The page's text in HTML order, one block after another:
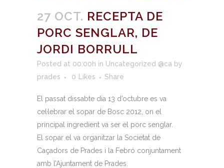
27 OCT. RECEPTA DE
PORC SENGLAR, DE
JORDI BORRULL
Posted at 00:00h in Uncategorized @ca by
prades
0 Likes Share
El passat dissabte dia 13 d’octubre es va
cel·lebrar el sopar de Bosc 2012, on el
principal ingredient va ser el porc senglar.
El sopar el va organitzar la Societat de
Caçadors de Prades i la Febró conjuntament
amb l’Ajuntament de Prades.